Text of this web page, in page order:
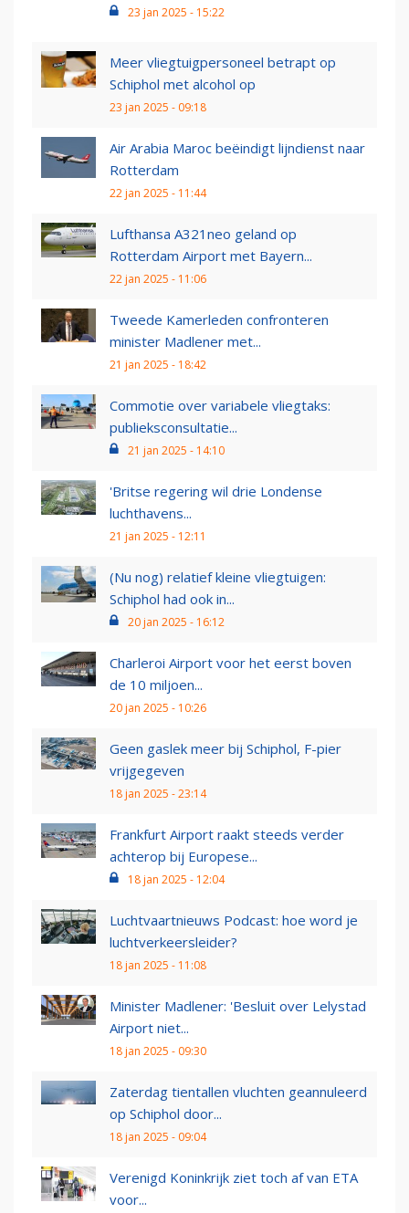
23 jan 2025 - 15:22
Meer vliegtuigpersoneel betrapt op
Schiphol met alcohol op
23 jan 2025 - 09:18
Air Arabia Maroc beëindigt lijndienst naar
Rotterdam
22 jan 2025 - 11:44
Lufthansa A321neo geland op
Rotterdam Airport met Bayern...
22 jan 2025 - 11:06
Tweede Kamerleden confronteren
minister Madlener met...
21 jan 2025 - 18:42
Commotie over variabele vliegtaks:
publieksconsultatie...
21 jan 2025 - 14:10
'Britse regering wil drie Londense
luchthavens...
21 jan 2025 - 12:11
(Nu nog) relatief kleine vliegtuigen:
Schiphol had ook in...
20 jan 2025 - 16:12
Charleroi Airport voor het eerst boven
de 10 miljoen...
20 jan 2025 - 10:26
Geen gaslek meer bij Schiphol, F-pier
vrijgegeven
18 jan 2025 - 23:14
Frankfurt Airport raakt steeds verder
achterop bij Europese...
18 jan 2025 - 12:04
Luchtvaartnieuws Podcast: hoe word je
luchtverkeersleider?
18 jan 2025 - 11:08
Minister Madlener: 'Besluit over Lelystad
Airport niet...
18 jan 2025 - 09:30
Zaterdag tientallen vluchten geannuleerd
op Schiphol door...
18 jan 2025 - 09:04
Verenigd Koninkrijk ziet toch af van ETA
voor...